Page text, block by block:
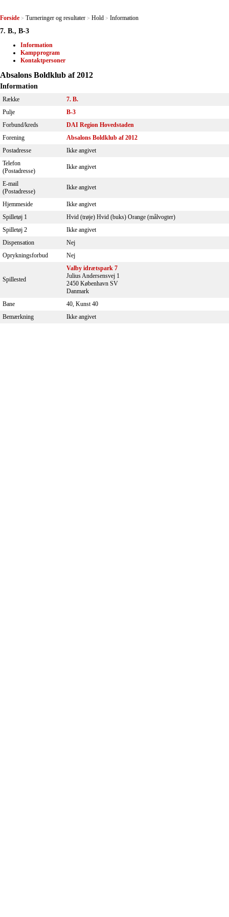
Forside > Turneringer og resultater > Hold > Information
7. B., B-3
Information
Kampprogram
Kontaktpersoner
Absalons Boldklub af 2012
Information
Række
7. B.
Pulje
B-3
Forbund/kreds
DAI Region Hovedstaden
Forening
Absalons Boldklub af 2012
Postadresse
Ikke angivet
Telefon
(Postadresse)
Ikke angivet
E-mail
(Postadresse)
Ikke angivet
Hjemmeside
Ikke angivet
Spilletøj 1
Hvid (trøje) Hvid (buks) Orange (målvogter)
Spilletøj 2
Ikke angivet
Dispensation
Nej
Oprykningsforbud
Nej
Spillested
Valby idrætspark 7
Julius Andersensvej 1
2450 København SV
Danmark
Bane
40, Kunst 40
Bemærkning
Ikke angivet